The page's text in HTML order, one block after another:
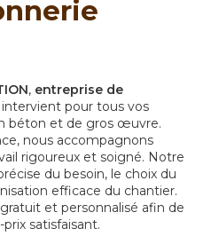
, entreprise de
intervient pour tous vos
béton et de gros œuvre.
nous accompagnons
rigoureux et soigné. Notre
du besoin, le choix du
efficace du chantier.
et personnalisé afin de
satisfaisant.